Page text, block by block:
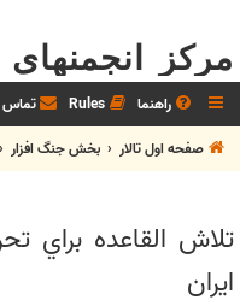
مرکز
راهنما Rules تماس
صفحه اول تالار
بخش جنگ افزار
تلاش القاعده براي
ايران